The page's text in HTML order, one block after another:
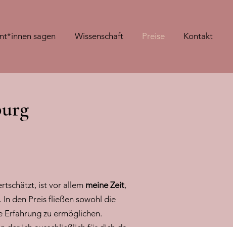
sagen Wissenschaft Preise Kontakt
ist vor allem meine Zeit,
den Preis fließen sowohl die
Erfahrung zu ermöglichen.